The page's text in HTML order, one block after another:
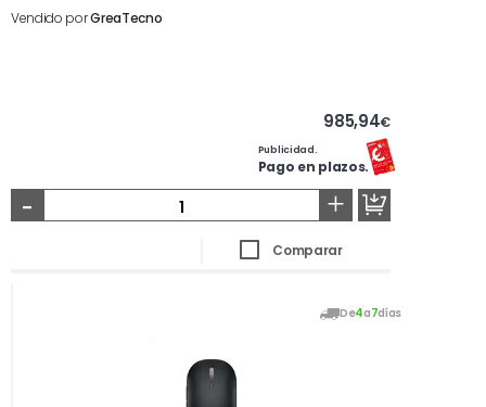
Vendido porGreaTecno
985,94€
Publicidad.
Pago en plazos.
- +
Comparar
De4a7días